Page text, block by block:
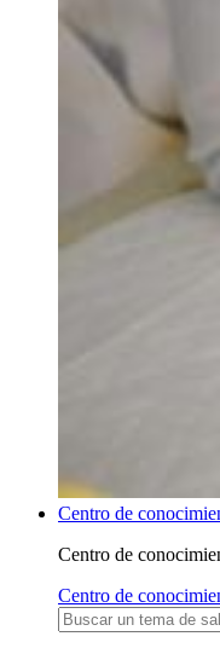
Centro de
Centro de
Centro de